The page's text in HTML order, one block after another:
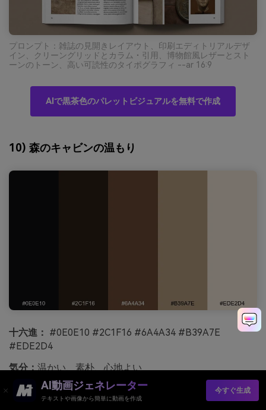
プロンプト：雑誌の見開きレイアウト、印刷エディトリアルデザ
イン、クリーングリッドとカラム・引用、博物館風レザーとスト
ーンのトーン、高い可読性のタイポグラフィ --ar 16:9
AIで黒茶色のパレットビジュアルを無料で作成
10) 森のキャビンの温もり
十六進： #0E0E10 #2C1F16 #6A4A34 #B39A7E
#EDE2D4
気分： 温かい、素朴、心地よい
最適な場合:インテリアムードボードとキャビンレンタル
AI動画ジェネレーター
テキストや画像から簡単に動画を作成
今すぐ生成